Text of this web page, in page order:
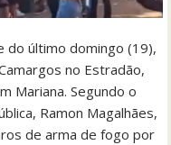
do último domingo (19),
no Estradão,
Mariana. Segundo o
Ramon Magalhães,
de arma de fogo por